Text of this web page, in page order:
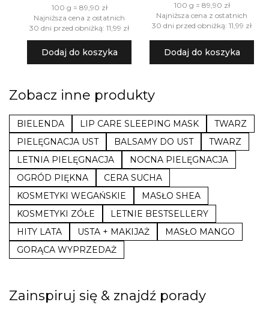
100 g = 89,90 zł
Najniższa cena z ostatnich
30 dni przed obniżką: 11,99 zł
Dodaj do koszyka
100 g = 89,90 zł
Najniższa cena z ostatnich
30 dni przed obniżką: 11,99 zł
Dodaj do koszyka
Zobacz inne produkty
BIELENDA LIP CARE SLEEPING MASK
TWARZ
PIELĘGNACJA UST
BALSAMY DO UST
TWARZ
LETNIA PIELĘGNACJA
NOCNA PIELĘGNACJA
OGRÓD PIĘKNA
CERA SUCHA
KOSMETYKI WEGAŃSKIE
MASŁO SHEA
KOSMETYKI ZÓŁE
LETNIE BESTSELLERY
HITY LATA
USTA + MAKIJAŻ
MASŁO MANGO
GORĄCA WYPRZEDAŻ
Zainspiruj się & znajdź porady